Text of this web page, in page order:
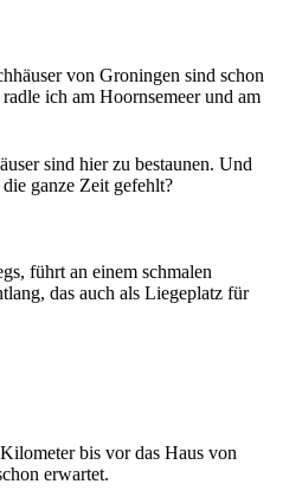
von Groningen sind schon
ich am Hoornsemeer und am
sind hier zu bestaunen. Und
ganze Zeit gefehlt?
führt an einem schmalen
das auch als Liegeplatz für
bis vor das Haus von
erwartet.